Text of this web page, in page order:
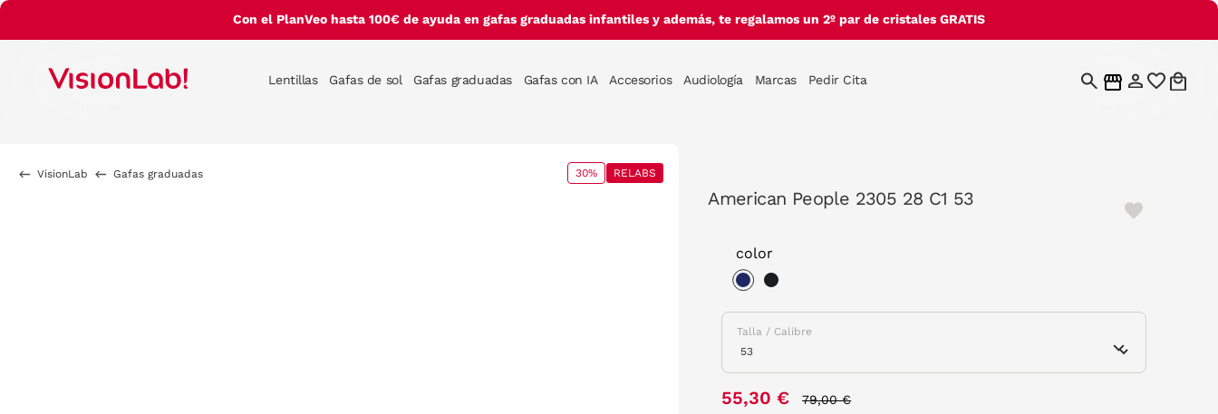
Con el PlanVeo hasta 100€ de ayuda en gafas graduadas infantiles y además, te regalamos un 2º par de cristales GRATIS
Lentillas Gafas de sol Gafas graduadas Gafas con IA Accesorios Audiología Marcas Pedir Cita
VisionLab Gafas graduadas 30% RELABS
American People 2305 28 C1 53
color
Talla / Calibre
55,30 € 79,00 €